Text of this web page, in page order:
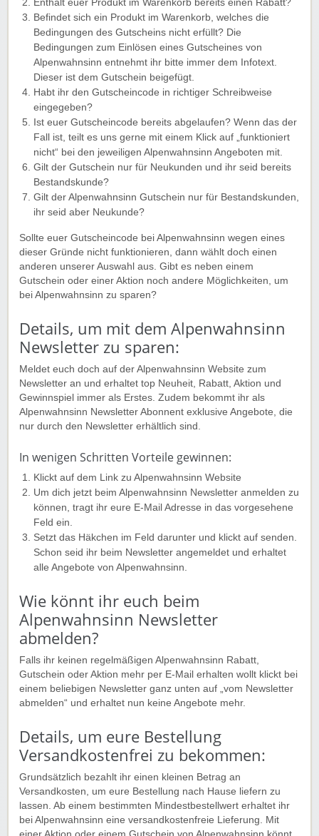
Enthält euer Produkt im Warenkorb bereits einen Rabatt?
Befindet sich ein Produkt im Warenkorb, welches die
Bedingungen des Gutscheins nicht erfüllt? Die
Bedingungen zum Einlösen eines Gutscheines von
Alpenwahnsinn entnehmt ihr bitte immer dem Infotext.
Dieser ist dem Gutschein beigefügt.
Habt ihr den Gutscheincode in richtiger Schreibweise
eingegeben?
Ist euer Gutscheincode bereits abgelaufen? Wenn das der
Fall ist, teilt es uns gerne mit einem Klick auf „funktioniert
nicht“ bei den jeweiligen Alpenwahnsinn Angeboten mit.
Gilt der Gutschein nur für Neukunden und ihr seid bereits
Bestandskunde?
Gilt der Alpenwahnsinn Gutschein nur für Bestandskunden,
ihr seid aber Neukunde?
Sollte euer Gutscheincode bei Alpenwahnsinn wegen eines
dieser Gründe nicht funktionieren, dann wählt doch einen
anderen unserer Auswahl aus. Gibt es neben einem
Gutschein oder einer Aktion noch andere Möglichkeiten, um
bei Alpenwahnsinn zu sparen?
Details, um mit dem Alpenwahnsinn
Newsletter zu sparen:
Meldet euch doch auf der Alpenwahnsinn Website zum
Newsletter an und erhaltet top Neuheit, Rabatt, Aktion und
Gewinnspiel immer als Erstes. Zudem bekommt ihr als
Alpenwahnsinn Newsletter Abonnent exklusive Angebote, die
nur durch den Newsletter erhältlich sind.
In wenigen Schritten Vorteile gewinnen:
Klickt auf dem Link zu Alpenwahnsinn Website
Um dich jetzt beim Alpenwahnsinn Newsletter anmelden zu
können, tragt ihr eure E-Mail Adresse in das vorgesehene
Feld ein.
Setzt das Häkchen im Feld darunter und klickt auf senden.
Schon seid ihr beim Newsletter angemeldet und erhaltet
alle Angebote von Alpenwahnsinn.
Wie könnt ihr euch beim
Alpenwahnsinn Newsletter
abmelden?
Falls ihr keinen regelmäßigen Alpenwahnsinn Rabatt,
Gutschein oder Aktion mehr per E-Mail erhalten wollt klickt bei
einem beliebigen Newsletter ganz unten auf „vom Newsletter
abmelden“ und erhaltet nun keine Angebote mehr.
Details, um eure Bestellung
Versandkostenfrei zu bekommen:
Grundsätzlich bezahlt ihr einen kleinen Betrag an
Versandkosten, um eure Bestellung nach Hause liefern zu
lassen. Ab einem bestimmten Mindestbestellwert erhaltet ihr
bei Alpenwahnsinn eine versandkostenfreie Lieferung. Mit